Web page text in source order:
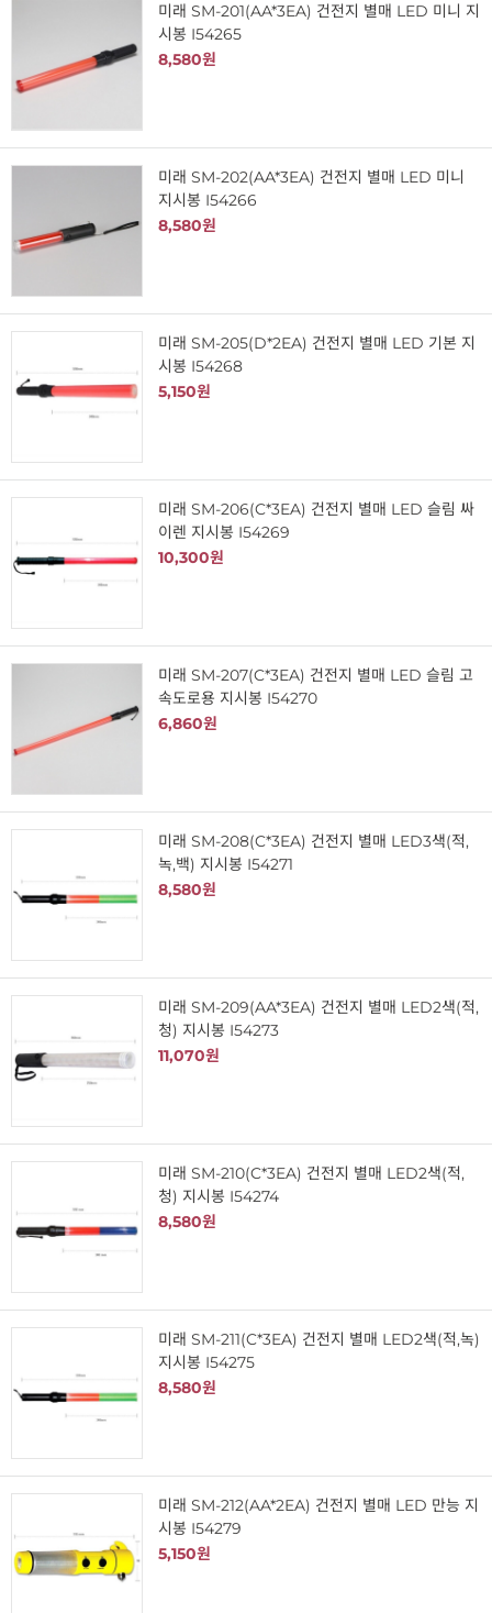
미래 SM-201(AA*3EA) 건전지 별매 LED 미니 지
시봉 I54265
8,580원
미래 SM-202(AA*3EA) 건전지 별매 LED 미니
지시봉 I54266
8,580원
미래 SM-205(D*2EA) 건전지 별매 LED 기본 지
시봉 I54268
5,150원
미래 SM-206(C*3EA) 건전지 별매 LED 슬림 싸
이렌 지시봉 I54269
10,300원
미래 SM-207(C*3EA) 건전지 별매 LED 슬림 고
속도로용 지시봉 I54270
6,860원
미래 SM-208(C*3EA) 건전지 별매 LED3색(적,
녹,백) 지시봉 I54271
8,580원
미래 SM-209(AA*3EA) 건전지 별매 LED2색(적,
청) 지시봉 I54273
11,070원
미래 SM-210(C*3EA) 건전지 별매 LED2색(적,
청) 지시봉 I54274
8,580원
미래 SM-211(C*3EA) 건전지 별매 LED2색(적,녹)
지시봉 I54275
8,580원
미래 SM-212(AA*2EA) 건전지 별매 LED 만능 지
시봉 I54279
5,150원